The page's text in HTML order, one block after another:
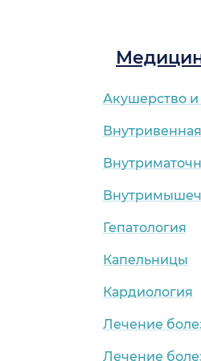
Акушерство и
Гепатология
Капельницы
Кардиология
Лечение
Лечение